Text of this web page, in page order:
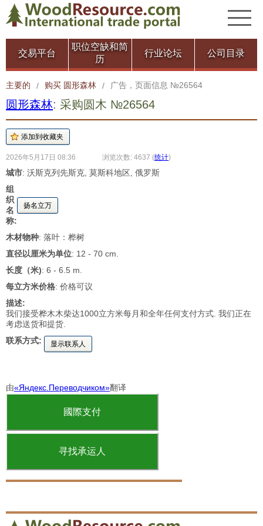
交易平台
职位空缺和简
历
行业论坛 公司目录
主要的 / 购买 圆形森林 / 广告，页面信息 №26564
圆形森林: 采购圆木 №26564
2026年5月17日 08:36 浏览次数: 4637 (统计)
城市: 沃斯克列先斯克, 莫斯科地区, 俄罗斯
组
织
名
称:
扬名立万
木材物种: 落叶：桦树
直径以厘米为单位: 12 - 70 cm.
长度（米): 6 - 6.5 m.
每立方米价格: 价格可议
描述:
我们接受桦木木柴达1000立方米每月和全年任何支付方式. 我们正在
考虑送货和提货.
联系方式:
显示联系人
由«Яндекс.Переводчиком»翻译
國際支付
寻找承运人